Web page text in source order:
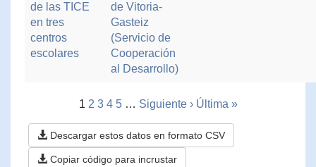
de las TICE
en tres
centros
escolares
de Vitoria-
Gasteiz
(Servicio de
Cooperación
al Desarrollo)
1 2 3 4 5 … Siguiente › Última »
Descargar estos datos en formato CSV
Copiar código para incrustar